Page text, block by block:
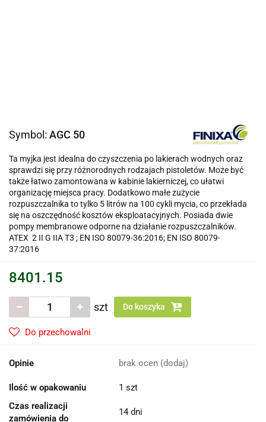
Symbol: AGC 50
Ta myjka jest idealna do czyszczenia po lakierach wodnych oraz
sprawdzi się przy różnorodnych rodzajach pistoletów. Może być
także łatwo zamontowana w kabinie lakierniczej, co ułatwi
organizację miejsca pracy. Dodatkowo małe zużycie
rozpuszczalnika to tylko 5 litrów na 100 cykli mycia, co przekłada
się na oszczędność kosztów eksploatacyjnych. Posiada dwie
pompy membranowe odporne na działanie rozpuszczalników.
ATEX 2 II G IIA T3 ; EN ISO 80079-36:2016; EN ISO 80079-
37:2016
8401.15
szt Do koszyka
Do przechowalni
Opinie brak ocen (dodaj)
Ilość w opakowaniu
1 szt
Czas realizacji
zamówienia do
14 dni